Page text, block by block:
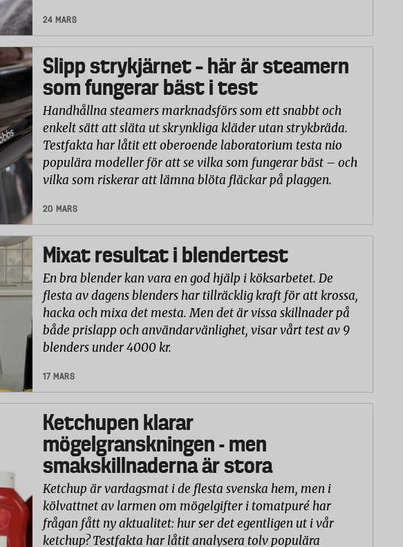
24 MARS
Slipp strykjärnet – här är steamern
som fungerar bäst i test
Handhållna steamers marknadsförs som ett snabbt och
enkelt sätt att släta ut skrynkliga kläder utan strykbräda.
Testfakta har låtit ett oberoende laboratorium testa nio
populära modeller för att se vilka som fungerar bäst – och
vilka som riskerar att lämna blöta fläckar på plaggen.
20 MARS
Mixat resultat i blendertest
En bra blender kan vara en god hjälp i köksarbetet. De
flesta av dagens blenders har tillräcklig kraft för att krossa,
hacka och mixa det mesta. Men det är vissa skillnader på
både prislapp och användarvänlighet, visar vårt test av 9
blenders under 4000 kr.
17 MARS
Ketchupen klarar
mögelgranskningen - men
smakskillnaderna är stora
Ketchup är vardagsmat i de flesta svenska hem, men i
kölvattnet av larmen om mögelgifter i tomatpuré har
frågan fått ny aktualitet: hur ser det egentligen ut i vår
ketchup? Testfakta har låtit analysera tolv populära